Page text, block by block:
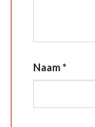
Naam*